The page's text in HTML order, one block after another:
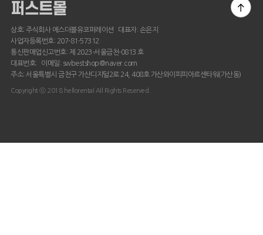
상호: 주식회사 에스더블유코퍼레이션 대표자: 손은지
사업자등록번호: 207-81-57312
통신판매업신고번호: 제 2023-서울금천-0813 호
대표번호: 이메일: swbestshop@naver.com
주소: 서울특별시 금천구 가산디지털2로 24, 408호 가산와이피피아르센타워(가산동)
Copyright ⓒ 2018 hellorental All Rights Reserved.